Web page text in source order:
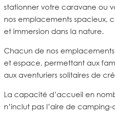
stationner votre caravane ou
nos emplacements spacieux,
et immersion dans la nature.
Chacun de nos emplacements
et espace, permettant aux
aux aventuriers solitaires de
La capacité d’accueil en
n’inclut pas l’aire de camping-